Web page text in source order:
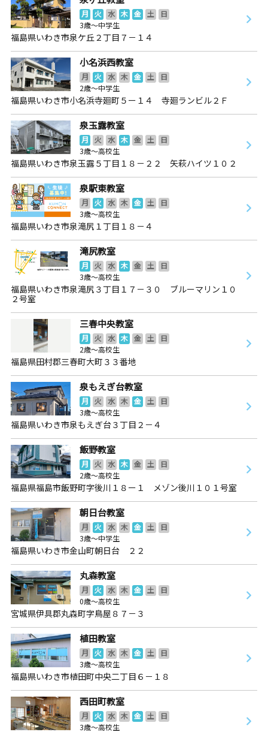
月 火 水 木 金 土
日
3歳～中学生
福島県いわき市泉ケ丘２丁目７－１４
小名浜西教室
月 火 水 木 金 土
日
2歳～中学生
福島県いわき市小名浜寺廻町５ー１４ 寺廻ランビル２Ｆ
泉玉露教室
月 火 水 木 金 土
日
3歳～高校生
福島県いわき市泉玉露５丁目１８－２２ 矢萩ハイツ１０２
泉駅東教室
月 火 水 木 金 土
日
3歳～高校生
福島県いわき市泉滝尻１丁目１８－４
滝尻教室
月 火 水 木 金 土
日
3歳～高校生
福島県いわき市泉滝尻３丁目１７－３０ ブルーマリン１０
２号室
三春中央教室
月 火 水 木 金 土
日
2歳～高校生
福島県田村郡三春町大町３３番地
泉もえぎ台教室
月 火 水 木 金 土
日
3歳～高校生
福島県いわき市泉もえぎ台３丁目２－４
飯野教室
月 火 水 木 金 土
日
2歳～高校生
福島県福島市飯野町字後川１８ー１ メゾン後川１０１号室
朝日台教室
月 火 水 木 金 土
日
3歳～中学生
福島県いわき市金山町朝日台 ２２
丸森教室
月 火 水 木 金 土
日
0歳～高校生
宮城県伊具郡丸森町字鳥屋８７－３
植田教室
月 火 水 木 金 土
日
3歳～高校生
福島県いわき市植田町中央二丁目６－１８
西田町教室
月 火 水 木 金 土
日
3歳～高校生